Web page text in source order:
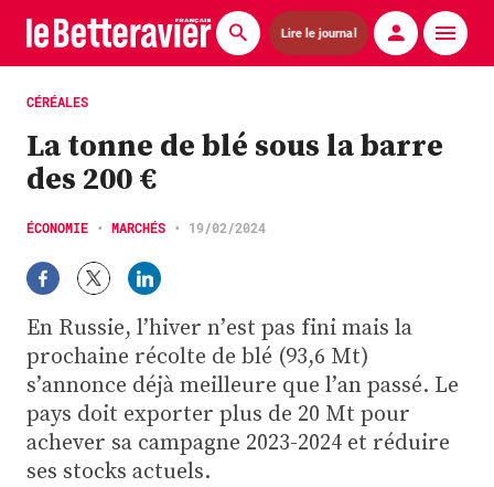
Lire le journal
Actualités
Économie
Agronomie
Matériels
La technique ITB
Pommes de terre
Guides pratiques
Chasse
CÉRÉALES
La tonne de blé sous la barre
des 200 €
ÉCONOMIE • MARCHÉS • 19/02/2024
En Russie, l’hiver n’est pas fini mais la
prochaine récolte de blé (93,6 Mt)
s’annonce déjà meilleure que l’an passé. Le
pays doit exporter plus de 20 Mt pour
achever sa campagne 2023-2024 et réduire
ses stocks actuels.